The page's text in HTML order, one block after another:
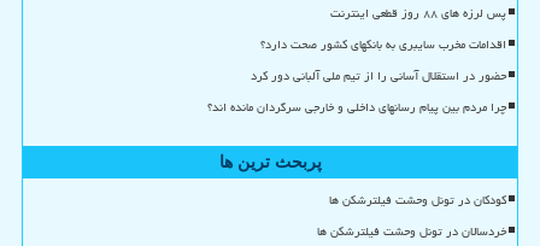
پس لرزه های ۸۸ روز قطعی اینترنت
اقدامات مخرب سایبری به بانکهای کشور صحت دارد؟
حضور در استقلال آسانی را از تیم ملی آلبانی دور کرد
چرا مردم بین پیام رسانهای داخلی و خارجی سرگردان مانده اند؟
پربحث ترین ها
کودکان در تونل وحشت فیلترشکن ها
خردسالان در تونل وحشت فیلترشکن ها